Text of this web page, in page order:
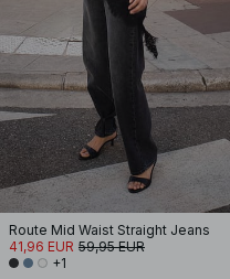
Route Mid Waist Straight Jeans
41,96 EUR 59,95 EUR
+1